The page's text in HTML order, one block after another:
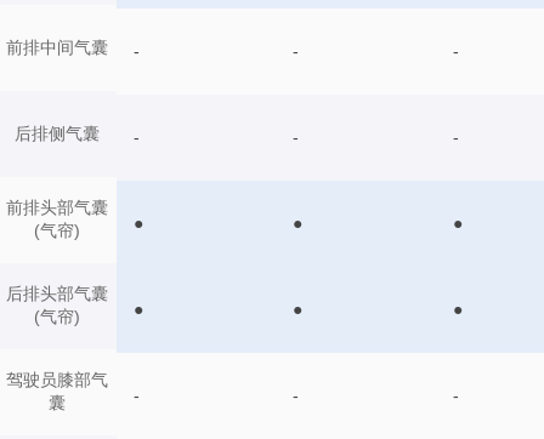
前排中间气囊
后排侧气囊
前排头部气囊
(气帘)
后排头部气囊
(气帘)
驾驶员膝部气
囊
- - -
- - -
● ● ●
● ● ●
- - -